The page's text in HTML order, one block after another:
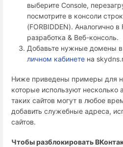
выберите Console,
посмотрите в консоли
(FORBIDDEN). Аналогично
разработка & Веб-консоль.
Добавьте нужные домены
личном кабинете на
Ниже приведены примеры для
которые используют несколько
таких сайтов могут в любое
добавить служебные адреса,
сайтов.
Чтобы разблокировать